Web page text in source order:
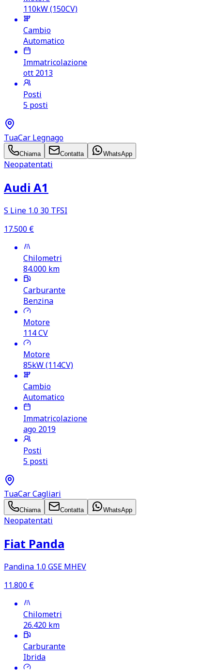
110kW (150CV)
Cambio
Automatico
Immatricolazione
ott 2013
Posti
5 posti
TuaCar Legnago
Chiama Contatta WhatsApp
Neopatentati
Audi A1
S Line 1.0 30 TFSI
17.500 €
Chilometri
84.000 km
Carburante
Benzina
Motore
114CV
Motore
85kW (114CV)
Cambio
Automatico
Immatricolazione
ago 2019
Posti
5 posti
TuaCar Cagliari
Chiama Contatta WhatsApp
Neopatentati
Fiat Panda
Pandina 1.0 GSE MHEV
11.800 €
Chilometri
26.420 km
Carburante
Ibrida